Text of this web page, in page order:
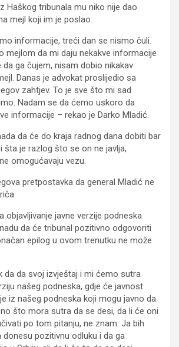
Haškog tribunala mu niko nije dao
mejl koji im je poslao.
informacije, treći dan se nismo čuli.
mejlom da mi daju nekakve informacije
ga čujem, nisam dobio nikakav
Danas je advokat proslijedio sa
zahtjev. To je sve što mi sad
Nadam se da ćemo uskoro da
informacije – rekao je Darko Mladić.
da će do kraja radnog dana dobiti bar
šta je razlog što se on ne javlja,
omogućavaju vezu.
pretpostavka da general Mladić ne
objavljivanje javne verzije podneska
da će tribunal pozitivno odgovoriti
epilog u ovom trenutku ne može
da da svoj izvještaj i mi ćemo sutra
našeg podneska, gdje će javnost
iz našeg podneska koji mogu javno da
što mora sutra da se desi, da li će oni
po tom pitanju, ne znam. Јa bih
pozitivnu odluku i da ga